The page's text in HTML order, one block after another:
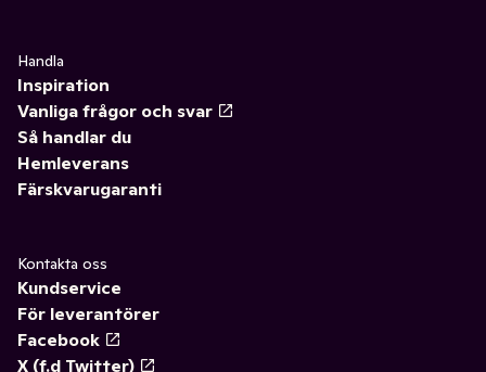
Handla
Inspiration
Vanliga frågor och svar
Så handlar du
Hemleverans
Färskvarugaranti
Kontakta oss
Kundservice
För leverantörer
Facebook
X (f.d Twitter)